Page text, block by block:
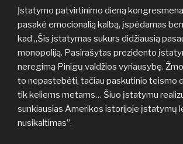
Įstatymo patvirtinimo dieną
pasakė emocionalią kalbą, įspėdamas
kad „Šis įstatymas sukurs didžiausią
monopoliją. Pasirašytas prezidento
neregimą Pinigų valdžios vyriausybę.
to nepastebėti, tačiau paskutinio teismo
tik keliems metams… Šiuo įstatymu
sunkiausias Amerikos istorijoje įstatymų
nusikaltimas”.